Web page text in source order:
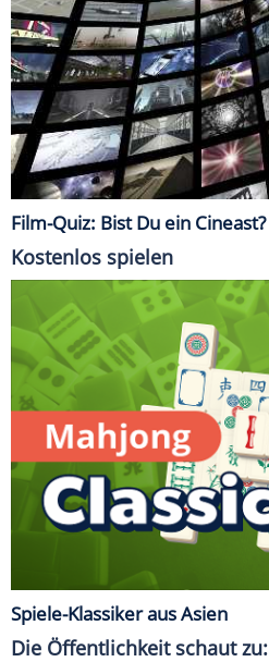
Film-Quiz: Bist Du ein Cineast?
Kostenlos spielen
Spiele-Klassiker aus Asien
Die Öffentlichkeit schaut zu: